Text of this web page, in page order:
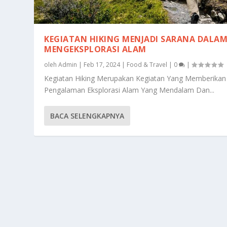
KEGIATAN HIKING MENJADI SARANA
MENGEKSPLORASI ALAM
olehAdmin | Feb 17, 2024| Food & Travel | 0 |
Kegiatan Hiking Merupakan Kegiatan Yang Memberikan
Pengalaman Eksplorasi Alam Yang Mendalam Dan...
BACA SELENGKAPNYA